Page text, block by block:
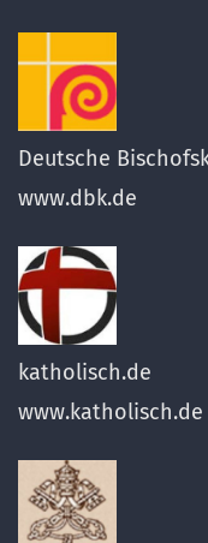
Deutsche
www.dbk.de
katholisch.de
www.katholisch.de